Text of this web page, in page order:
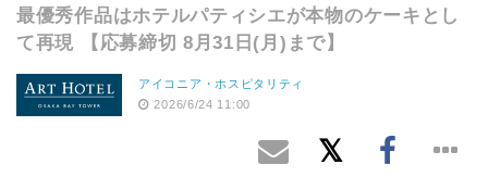
最優秀作品はホテルパティシエが本物のケーキとし
て再現 【応募締切 8月31日(月)まで】
アイコニア・ホスピタリティ
2026/6/24 11:00